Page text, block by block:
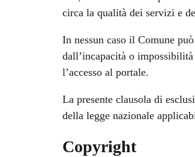
circa la qualità dei servizi e
In nessun caso il Comune
dall’incapacità o
l’accesso al portale.
La presente clausola di
della legge nazionale
Copyright